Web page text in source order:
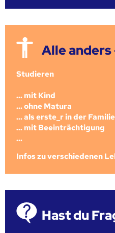
Alle
Studieren
... mit Kind
... ohne Matura
... als erste_r in der Familie
... mit Beeinträchtigung
...
Infos zu verschiedenen
Hast du